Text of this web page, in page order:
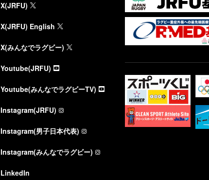
X(JRFU)
X(JRFU) English
X(みんなでラグビー)
Youtube(JRFU)
Youtube(みんなでラグビーTV)
Instagram(JRFU)
Instagram(男子日本代表)
Instagram(みんなでラグビー)
LinkedIn